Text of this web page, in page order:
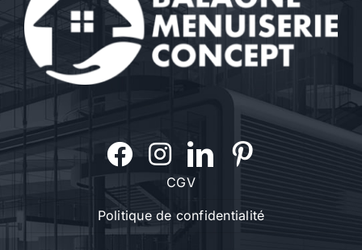
CGV
Politique de confidentialité